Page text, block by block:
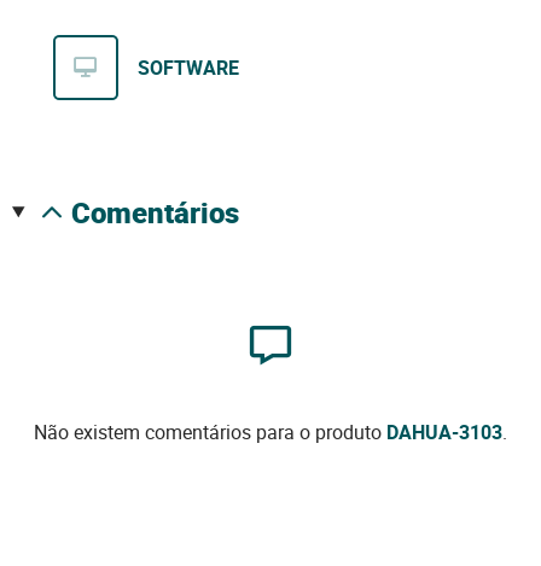
SOFTWARE
comentários
Não existem comentários para o produto DAHUA-3103.